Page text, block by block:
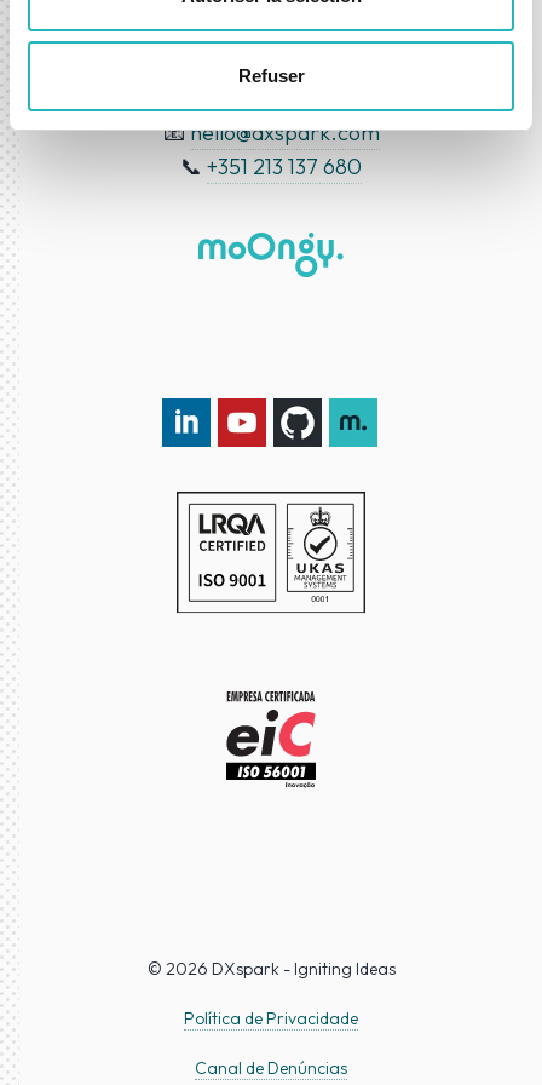
Refuser
com a nossa equipa
📧hello@dxspark.com
📞 +351 213 137 680
© 2026 DXspark - Igniting Ideas
Política de Privacidade
Canal de Denúncias